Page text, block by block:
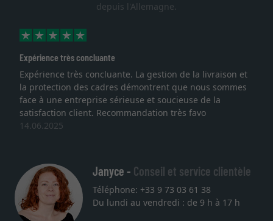
depuis l'Allemagne.
Expérience très concluante
Expérience très concluante. La gestion de la livraison et
la protection des cadres démontrent que nous sommes
face à une entreprise sérieuse et soucieuse de la
satisfaction client. Recommandation très favo
14.06.2025
Janyce - Conseil et service clientèle
Téléphone: +33 9 73 03 61 38
Du lundi au vendredi : de 9 h à 17 h